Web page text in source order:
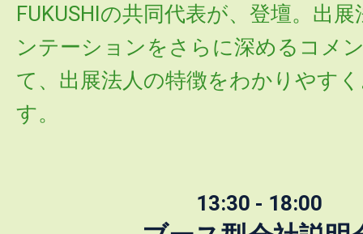
FUKUSHIの共同代表が、登壇。出
ンテーションをさらに深めるコメ
て、出展法人の特徴をわかりやす
す。
13:30 - 18:00